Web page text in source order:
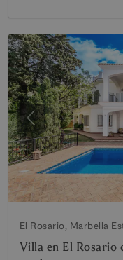
Anterior
El Rosario, Marbella
Villa en El Rosario